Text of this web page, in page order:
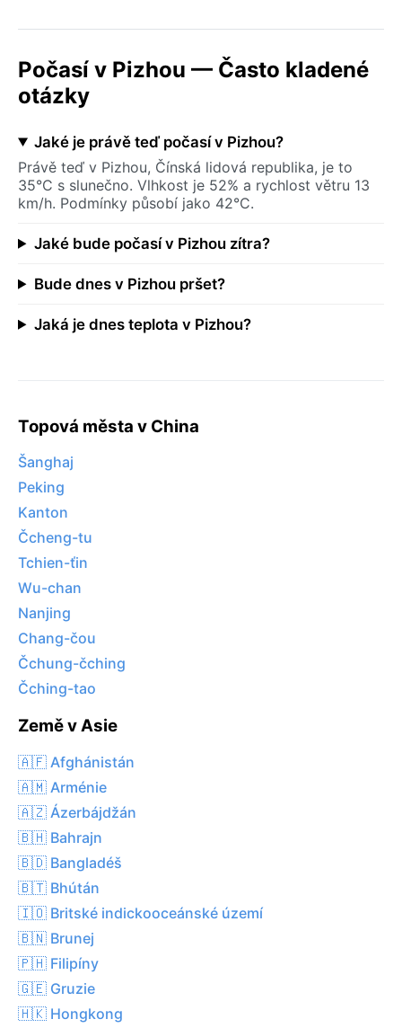
Počasí v Pizhou — Často kladené
otázky
Jaké je právě teď počasí v Pizhou?
Právě teď v Pizhou, Čínská lidová republika, je to
35°C s slunečno. Vlhkost je 52% a rychlost větru 13
km/h. Podmínky působí jako 42°C.
Jaké bude počasí v Pizhou zítra?
Bude dnes v Pizhou pršet?
Jaká je dnes teplota v Pizhou?
Topová města v China
Šanghaj
Peking
Kanton
Čcheng-tu
Tchien-ťin
Wu-chan
Nanjing
Chang-čou
Čchung-čching
Čching-tao
Země v Asie
🇦🇫 Afghánistán
🇦🇲 Arménie
🇦🇿 Ázerbájdžán
🇧🇭 Bahrajn
🇧🇩 Bangladéš
🇧🇹 Bhútán
🇮🇴 Britské indickooceánské území
🇧🇳 Brunej
🇵🇭 Filipíny
🇬🇪 Gruzie
🇭🇰 Hongkong